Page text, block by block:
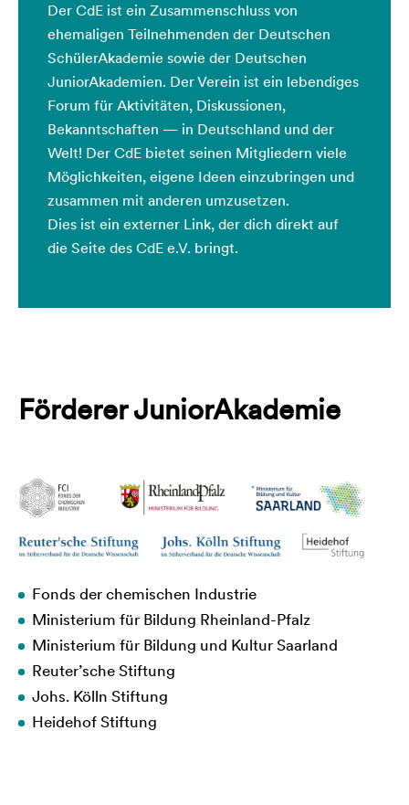
Der CdE ist ein Zusammenschluss von
ehemaligen Teilnehmenden der Deutschen
SchülerAkademie sowie der Deutschen
JuniorAkademien. Der Verein ist ein lebendiges
Forum für Aktivitäten, Diskussionen,
Bekanntschaften — in Deutsch­land und der
Welt! Der CdE bietet seinen Mitgliedern viele
Möglichkeiten, eigene Ideen einzubringen und
zusammen mit anderen umzusetzen.
Dies ist ein externer Link, der dich direkt auf
die Seite des CdE e.V. bringt.
Förderer JuniorAkademie
Fonds der chemischen Industrie
Ministerium für Bildung Rheinland-Pfalz
Ministerium für Bildung und Kultur Saarland
Reuter’sche Stiftung
Johs. Kölln Stiftung
Heidehof Stiftung